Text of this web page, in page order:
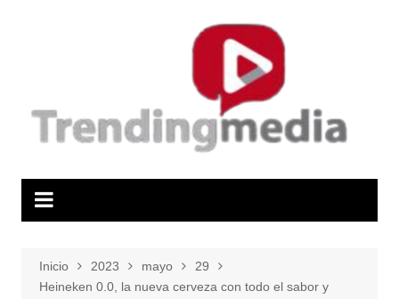
Inicio 2023 mayo
29
Heineken 0.0, la nueva cerveza con todo el sabor y